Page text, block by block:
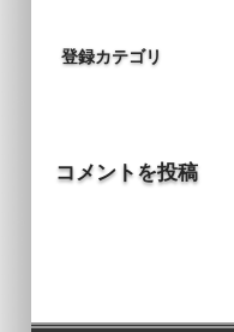
登録カテゴリ
コメントを投稿